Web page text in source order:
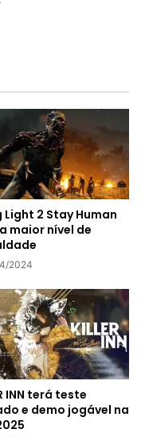
Light 2 Stay Human
maior nível de
2024
INN terá teste
e demo jogável na